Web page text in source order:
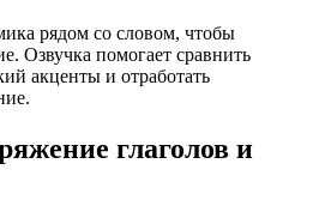
рядом со словом, чтобы
Озвучка помогает сравнить
акценты и отработать
глаголов и